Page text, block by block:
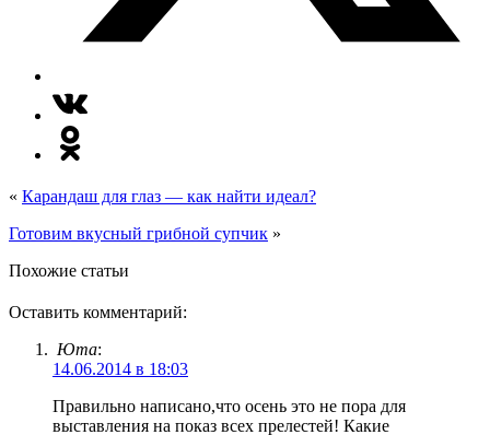
« Карандаш для глаз — как найти идеал?
Готовим вкусный грибной супчик »
Похожие статьи
Оставить комментарий:
Юта:
14.06.2014 в 18:03
Правильно написано,что осень это не пора для
выставления на показ всех прелестей! Какие